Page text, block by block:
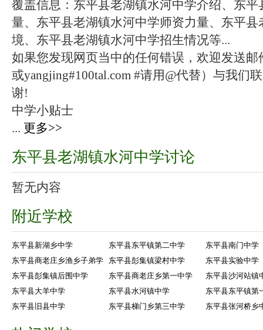
覆盖信息：东平县老湖镇水河中学介绍、东
量、东平县老湖镇水河中学师资力量、东平
境、东平县老湖镇水河中学招生情况等...
如果您发现网页当中的任何错误，欢迎发送邮
或yangjing#100tal.com #请用@代替）与我们
谢!
中学小贴士
... 更多>>
东平县老湖镇水河中学讨论
暂无内容
附近学校
东平县新湖乡中学 东平县东平镇第二中学
东平县南门中学
东平县商老庄乡渔乡子弟学
东平县彭集镇梁村中学
东平县实验中学
东平县彭集镇后围中学
东平县商老庄乡第一中学
东平县沙河站镇
东平县大羊中学
东平县水河镇中学
东平县东平镇第
东平县旧县中学
东平县梯门乡第三中学 东平县张河桥乡